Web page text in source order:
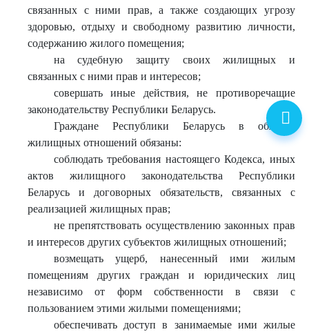
связанных с ними прав, а также создающих угрозу
здоровью, отдыху и свободному развитию личности,
содержанию жилого помещения;
на судебную защиту своих жилищных и
связанных с ними прав и интересов;
совершать иные действия, не противоречащие
законодательству Республики Беларусь.
Граждане Республики Беларусь в области
жилищных отношений обязаны:
соблюдать требования настоящего Кодекса, иных
актов жилищного законодательства Республики
Беларусь и договорных обязательств, связанных с
реализацией жилищных прав;
не препятствовать осуществлению законных прав
и интересов других субъектов жилищных отношений;
возмещать ущерб, нанесенный ими жилым
помещениям других граждан и юридических лиц
независимо от форм собственности в связи с
пользованием этими жилыми помещениями;
обеспечивать доступ в занимаемые ими жилые